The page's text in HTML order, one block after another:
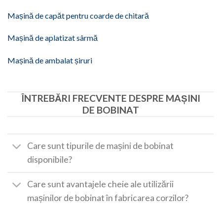
Mașină de capăt pentru coarde de chitară
Mașină de aplatizat sârmă
Mașină de ambalat șiruri
ÎNTREBĂRI FRECVENTE DESPRE MAȘINI
DE BOBINAT
Care sunt tipurile de mașini de bobinat
disponibile?
Care sunt avantajele cheie ale utilizării
mașinilor de bobinat în fabricarea corzilor?